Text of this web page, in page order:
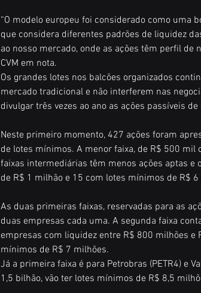
“O modelo europeu foi considerado como uma
que considera diferentes padrões de liquidez
ao nosso mercado, onde as ações têm perfil de
CVM em nota.
Os grandes lotes nos balcões organizados
mercado tradicional e não interferem nas
divulgar três vezes ao ano as ações passíveis
Neste primeiro momento, 427 ações foram
de lotes mínimos. A menor faixa, de R$ 500
faixas intermediárias têm menos ações aptas
de R$ 1 milhão e 15 com lotes mínimos de R$
As duas primeiras faixas, reservadas para as
duas empresas cada uma. A segunda faixa
empresas com liquidez entre R$ 800 milhões e
mínimos de R$ 7 milhões.
Já a primeira faixa é para Petrobras (PETR4) e
1,5 bilhão, vão ter lotes mínimos de R$ 8,5